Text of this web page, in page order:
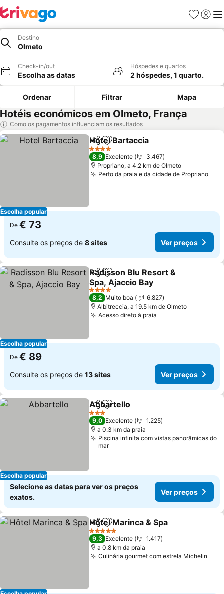
Favoritos
Iniciar
Destino
Olmeto
Check-in/out
Escolha as datas
Hóspedes e quartos
2 hóspedes, 1 quarto.
Ordenar Filtrar Mapa
Hotéis económicos em Olmeto, França
Como os pagamentos influenciam os resultados
Escolha popular
PartilharAdicionar aos favoritos
Hotel Bartaccia
4 Estrelas
8,9 Excelente
3.467
Propriano, a 4.2 km de Olmeto
Perto da praia e da cidade de Propriano
De € 73
Consulte os preços de 8 sites Ver preços
Escolha popular
PartilharAdicionar aos favoritos
Radisson Blu Resort &
Spa, Ajaccio Bay
4 Estrelas
8,2 Muito boa
6.827
Albitreccia, a 19.5 km de Olmeto
Acesso direto à praia
De € 89
Consulte os preços de 13 sites Ver preços
Escolha popular
PartilharAdicionar aos favoritos
Abbartello
3 Estrelas
9,0 Excelente
1.225
a 0.3 km da praia
Piscina infinita com vistas panorâmicas do
mar
Selecione as datas para ver os preços
exatos.
Ver preços
PartilharAdicionar aos favoritos
Hôtel Marinca & Spa
5 Estrelas
9,3 Excelente
1.417
a 0.8 km da praia
Culinária gourmet com estrela Michelin